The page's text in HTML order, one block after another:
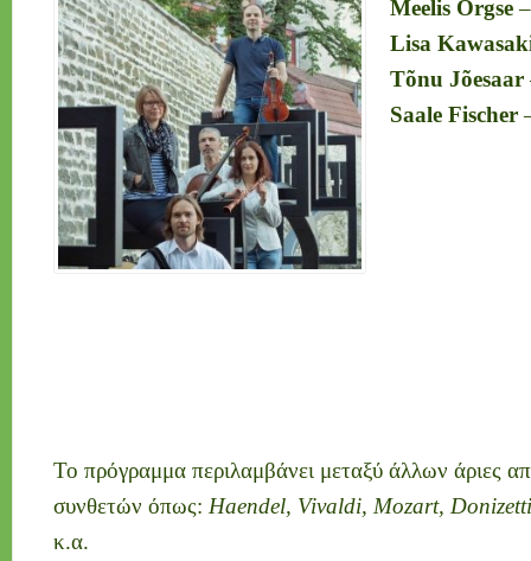
Meelis Orgse
Lisa
Tõnu Jõesaar
Saale Fischer
Το πρόγραμμα περιλαμβάνει μεταξύ άλλων άριες
συνθετών όπως: Haendel, Vivaldi, Mozart,
κ.α.